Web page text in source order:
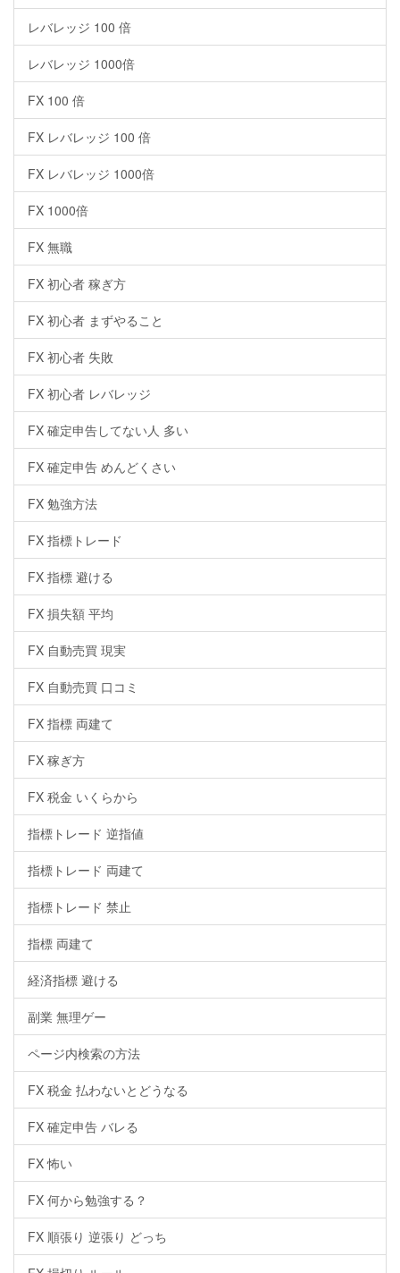
レバレッジ 100 倍
レバレッジ 1000倍
FX 100 倍
FX レバレッジ 100 倍
FX レバレッジ 1000倍
FX 1000倍
FX 無職
FX 初心者 稼ぎ方
FX 初心者 まずやること
FX 初心者 失敗
FX 初心者 レバレッジ
FX 確定申告してない人 多い
FX 確定申告 めんどくさい
FX 勉強方法
FX 指標トレード
FX 指標 避ける
FX 損失額 平均
FX 自動売買 現実
FX 自動売買 口コミ
FX 指標 両建て
FX 稼ぎ方
FX 税金 いくらから
指標トレード 逆指値
指標トレード 両建て
指標トレード 禁止
指標 両建て
経済指標 避ける
副業 無理ゲー
ページ内検索の方法
FX 税金 払わないとどうなる
FX 確定申告 バレる
FX 怖い
FX 何から勉強する？
FX 順張り 逆張り どっち